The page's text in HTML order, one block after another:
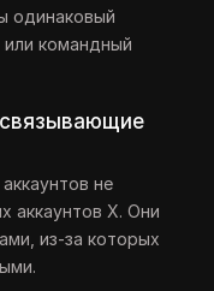
одинаковый
или командный
не
аккаунтов X. Они
из-за которых